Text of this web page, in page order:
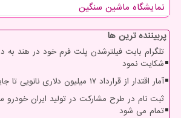
نمایشگاه ماشین سنگین
پربیننده ترین ها
تلگرام بابت فیلترشدن پلت فرم خود در هند به
شکایت نمود
آمار اقتدار از قرارداد ۱۷ میلیون دلاری نانویی تا جایگاه چهارمی دنیا
تمام می شود